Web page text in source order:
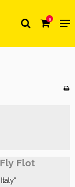
0
Flot